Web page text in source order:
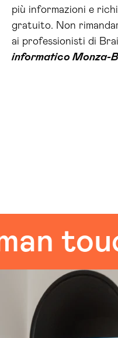
più informazioni e
gratuito. Non
ai professionisti di
informatico Monza-
touch